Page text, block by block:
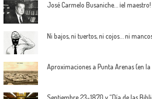
José Carmelo Busaniche… ¡el maestro!
Ni bajos, ni tuertos, ni cojos… ni
Aproximaciones a Punta Arenas (en